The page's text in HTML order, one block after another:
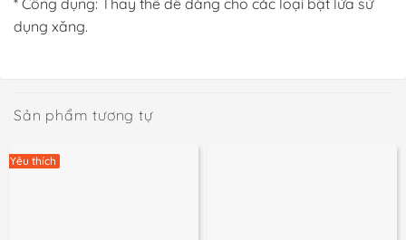
dụng xăng.
Sản phẩm tương tự
Yêu thích